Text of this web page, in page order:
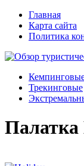
Главная
Карта сайта
Политика
Трекинговые
Палатка